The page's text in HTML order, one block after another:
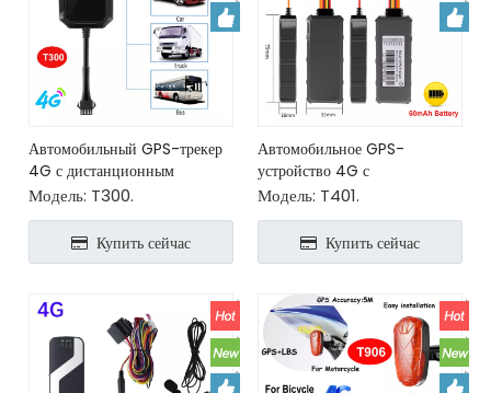
Автомобильный GPS-трекер
4G с дистанционным
отключением двигателя.
Модель: T300.
Купить сейчас
Автомобильное GPS-
устройство 4G с
дистанционным отключением
масла и питания.
Модель: T401.
Купить сейчас